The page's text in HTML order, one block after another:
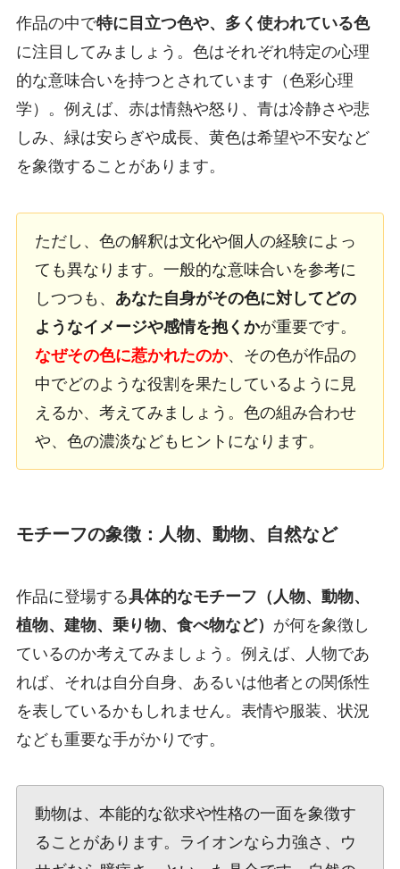
作品の中で特に目立つ色や、多く使われている色
に注目してみましょう。色はそれぞれ特定の心理
的な意味合いを持つとされています（色彩心理
学）。例えば、赤は情熱や怒り、青は冷静さや悲
しみ、緑は安らぎや成長、黄色は希望や不安など
を象徴することがあります。
ただし、色の解釈は文化や個人の経験によっ
ても異なります。一般的な意味合いを参考に
しつつも、 あなた自身がその色に対してどの
ようなイメージや感情を抱くかが重要です。
なぜその色に惹かれたのか、その色が作品の
中でどのような役割を果たしているように見
えるか、考えてみましょう。色の組み合わせ
や、色の濃淡などもヒントになります。
モチーフの象徴：人物、動物、自然など
作品に登場する具体的なモチーフ（人物、動物、
植物、建物、乗り物、食べ物など） が何を象徴し
ているのか考えてみましょう。例えば、人物であ
れば、それは自分自身、あるいは他者との関係性
を表しているかもしれません。表情や服装、状況
なども重要な手がかりです。
動物は、本能的な欲求や性格の一面を象徴す
ることがあります。ライオンなら力強さ、ウ